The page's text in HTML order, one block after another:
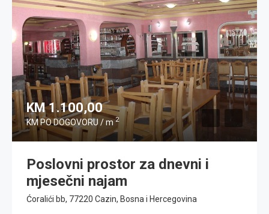
KM 1.100,00
KM PO DOGOVORU / m2
Poslovni prostor za dnevni i
mjesečni najam
Ćoralići bb, 77220 Cazin, Bosna i Hercegovina